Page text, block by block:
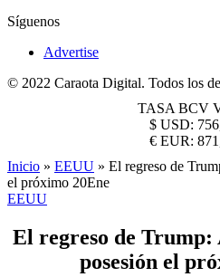
Síguenos
Advertise
© 2022 Caraota Digital. Todos los
TASA BCV
$ USD:
€ EUR:
Inicio » EEUU » El regreso de
el próximo 20Ene
EEUU
El regreso de Trump:
posesión el